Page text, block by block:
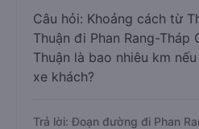
Câu hỏi: Khoảng cách từ
Thuận đi Phan Rang-Tháp
Thuận là bao nhiêu km
xe khách?
Trả lời: Đoạn đường đi Phan